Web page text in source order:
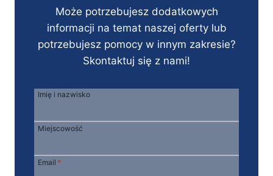
Może potrzebujesz dodatkowych
informacji na temat naszej oferty lub
potrzebujesz pomocy w innym zakresie?
Skontaktuj się z nami!
Imię i nazwisko
Miejscowość
Email *